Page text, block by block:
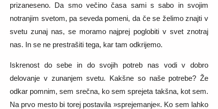
prizaneseno. Da smo večino časa sami s sabo in svojim
notranjim svetom, pa seveda pomeni, da če se želimo znajti v
svetu zunaj nas, se moramo najprej poglobiti v svet znotraj
nas. In se ne prestrašiti tega, kar tam odkrijemo.
Iskrenost do sebe in do svojih potreb nas vodi v dobro
delovanje v zunanjem svetu. Kakšne so naše potrebe? Že
odkar pomnim, sem srečna, ko sem sprejeta takšna, kot sem.
Na prvo mesto bi torej postavila »sprejemanje«. Ko sem lahko